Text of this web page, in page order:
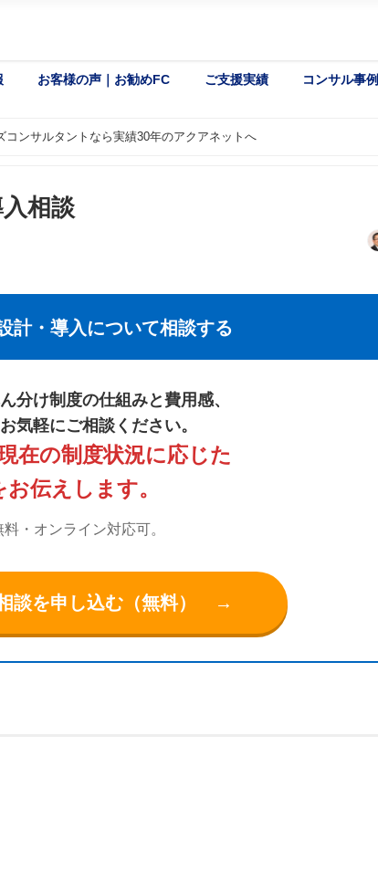
お客様の声｜お勧めFC ご支援実績 コンサル事例
ンサルタントなら実績30年のアクアネットへ
相談
計・導入について相談する
分け制度の仕組みと費用感、
気軽にご相談ください。
在の制度状況に応じた
伝えします。
・オンライン対応可。
談を申し込む（無料） →